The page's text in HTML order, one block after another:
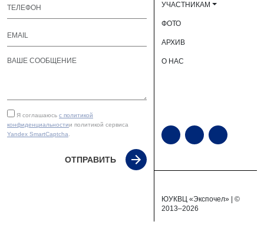
Я соглашаюсь с политикой
конфиденциальностии политикой сервиса
Yandex SmartCaptcha
ОТПРАВИТЬ
УЧАСТНИКАМ
ФОТО
АРХИВ
О НАС
ЮУКВЦ «Экспочел» | ©
2013–2026